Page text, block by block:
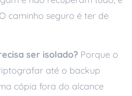
caminho seguro é ter de
ser isolado? Porque o
até o backup
cópia fora do alcance